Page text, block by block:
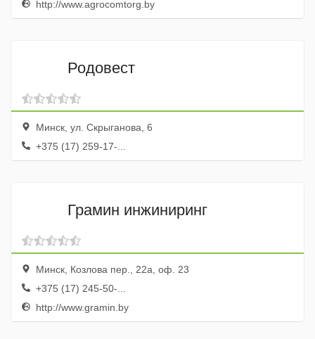
http://www.agrocomtorg.by
Родовест
Минск, ул. Скрыганова, 6
+375 (17) 259-17-...
Грамин инжиниринг
Минск, Козлова пер., 22а, оф. 23
+375 (17) 245-50-...
http://www.gramin.by